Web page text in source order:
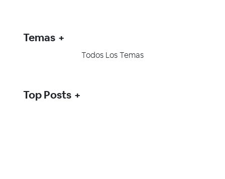
Temas
Todos Los Temas
Top Posts